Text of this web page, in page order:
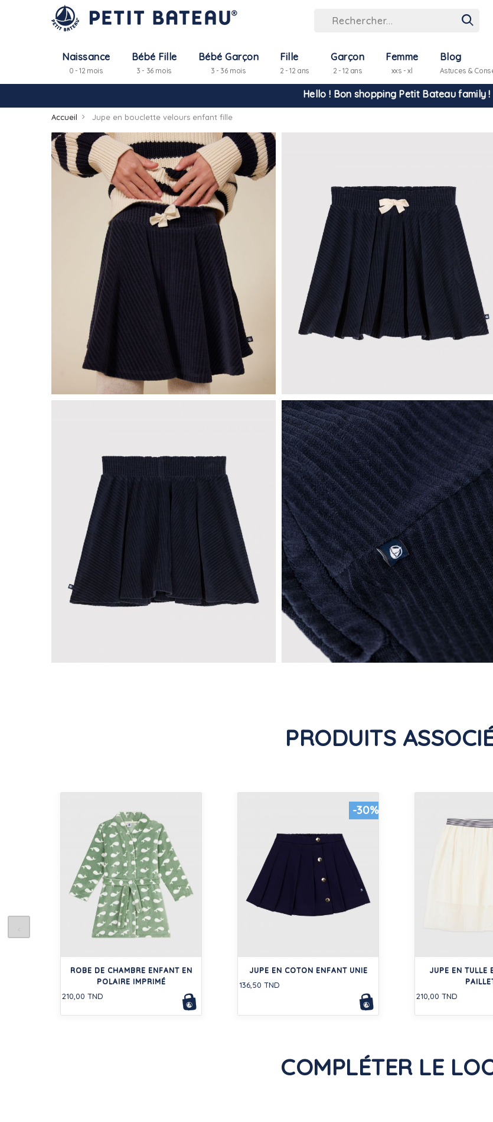
Naissance
0 - 12 mois
Bébé Fille
3 - 36 mois
Bébé Garçon
3 - 36 mois
Fille
2 - 12 ans
Garçon
2 - 12 ans
Femme
xxs - xl
Blog
Astuces &
Hello ! Bon shopping Petit Bateau family !
-10% pour tout paiement par carte bancaire
Accueil Jupe en bouclette velours enfant fille
PRODUITS
ROBE DE CHAMBRE ENFANT EN
POLAIRE IMPRIMÉ
210,00 TND
-30%
JUPE EN COTON ENFANT UNIE
136,50 TND
JUPE EN TULLE
210,00 TND
COMPLÉTER LE